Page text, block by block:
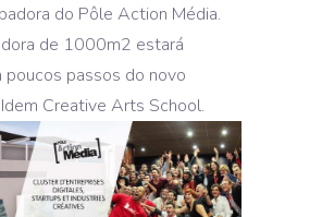
do Pôle Action Média.
de 1000m2 estará
poucos passos do novo
Creative Arts School.